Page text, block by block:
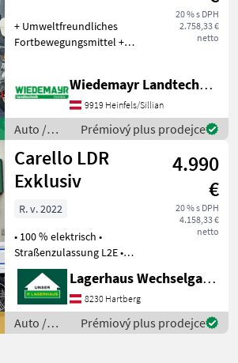
mit Dach
20 % s DPH
2.758,33 €
netto
+ Umweltfreundliches
Fortbewegungsmittel +
Transport usw. + Kein
Führerschein und keine
Zulassung notwendig ! +
Ausführu
Wiedemayr Landtechnik GmbH
9919 Heinfels/Sillian
Auto /
Motocykle
/ Nero
Prémiový plus prodejce
Carello LDR
Exklusiv
4.990
€
20 % s DPH
4.158,33 €
netto
R. v. 2022
• 100 % elektrisch •
Straßenzulassung L2E •
Fahren ab 15 Jahre • Radio
mit MP3 • Rückfahrkamera •
Scheibenbremsen hinten u.
vorne • Bis 6 KW Motor • 72
V / 45
Lagerhaus Wechselgau reg. Gen.m.b.H.
8230 Hartberg
Auto /
Motocykle
Prémiový plus prodejce